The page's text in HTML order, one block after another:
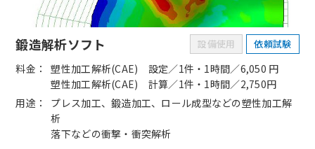
鍛造解析ソフト 設備使用 依頼試験
料金
塑性加工解析(CAE) 設定／1件・1時間／6,050 円
塑性加工解析(CAE) 計算／1件・1時間／2,750円
用途
プレス加工、鍛造加工、ロール成型などの塑性加工解
析
落下などの衝撃・衝突解析